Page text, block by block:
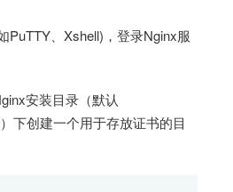
PuTTY、Xshell)，登录Nginx服
安装目录（默认
下创建一个用于存放证书的目